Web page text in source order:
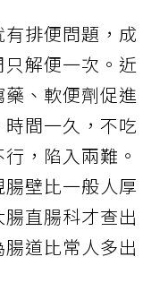
排便問題，成
解便一次。近
、軟便劑促進
間一久，不吃
，陷入兩難。
壁比一般人厚
直腸科才查出
道比常人多出